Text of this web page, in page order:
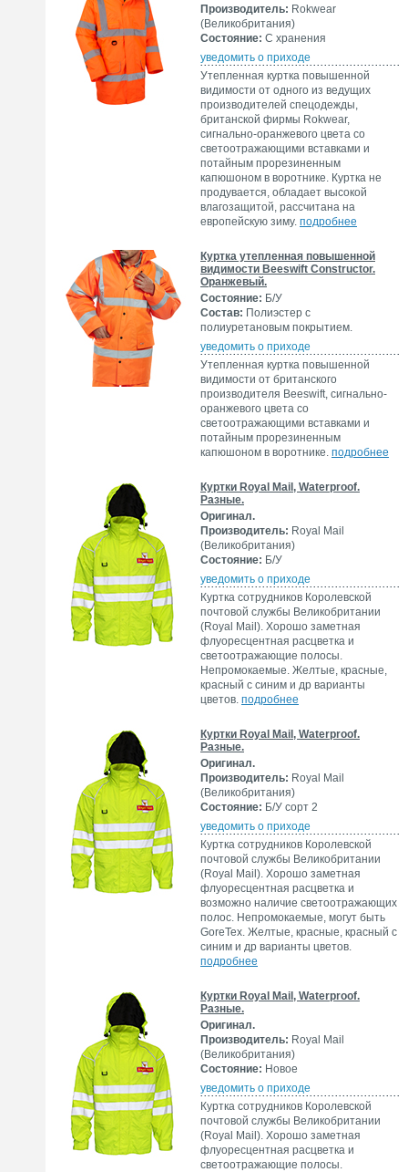
Производитель: Rokwear
(Великобритания)
Состояние: С хранения
уведомить о приходе
Утепленная куртка повышенной
видимости от одного из ведущих
производителей спецодежды,
британской фирмы Rokwear,
сигнально-оранжевого цвета со
светоотражающими вставками и
потайным прорезиненным
капюшоном в воротнике. Куртка не
продувается, обладает высокой
влагозащитой, рассчитана на
европейскую зиму. подробнее
Куртка утепленная повышенной
видимости Beeswift Constructor.
Оранжевый.
Состояние: Б/У
Состав: Полиэстер с
полиуретановым покрытием.
уведомить о приходе
Утепленная куртка повышенной
видимости от британского
производителя Beeswift, сигнально-
оранжевого цвета со
светоотражающими вставками и
потайным прорезиненным
капюшоном в воротнике. подробнее
Куртки Royal Mail, Waterproof.
Разные.
Оригинал.
Производитель: Royal Mail
(Великобритания)
Состояние: Б/У
уведомить о приходе
Куртка сотрудников Королевской
почтовой службы Великобритании
(Royal Mail). Хорошо заметная
флуоресцентная расцветка и
светоотражающие полосы.
Непромокаемые. Желтые, красные,
красный с синим и др варианты
цветов. подробнее
Куртки Royal Mail, Waterproof.
Разные.
Оригинал.
Производитель: Royal Mail
(Великобритания)
Состояние: Б/У сорт 2
уведомить о приходе
Куртка сотрудников Королевской
почтовой службы Великобритании
(Royal Mail). Хорошо заметная
флуоресцентная расцветка и
возможно наличие светоотражающих
полос. Непромокаемые, могут быть
GoreTex. Желтые, красные, красный с
синим и др варианты цветов.
подробнее
Куртки Royal Mail, Waterproof.
Разные.
Оригинал.
Производитель: Royal Mail
(Великобритания)
Состояние: Новое
уведомить о приходе
Куртка сотрудников Королевской
почтовой службы Великобритании
(Royal Mail). Хорошо заметная
флуоресцентная расцветка и
светоотражающие полосы.